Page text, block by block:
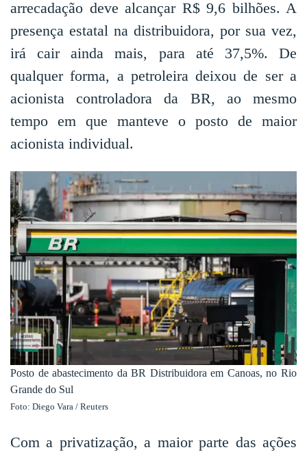
arrecadação deve alcançar R$ 9,6 bilhões. A
presença estatal na distribuidora, por sua vez,
irá cair ainda mais, para até 37,5%. De
qualquer forma, a petroleira deixou de ser a
acionista controladora da BR, ao mesmo
tempo em que manteve o posto de maior
acionista individual.
Posto de abastecimento da BR Distribuidora em Canoas, no Rio
Grande do Sul
Foto: Diego Vara / Reuters
Com a privatização, a maior parte das ações